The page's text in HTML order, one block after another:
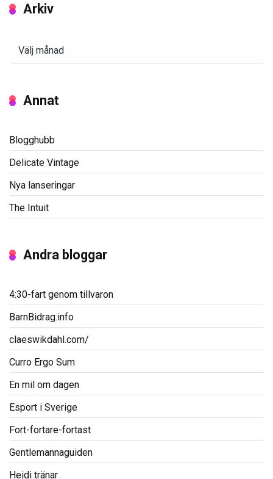
Arkiv
Annat
Blogghubb
Delicate Vintage
Nya lanseringar
The Intuit
Andra bloggar
4:30-fart genom tillvaron
BarnBidrag.info
claeswikdahl.com/
Curro Ergo Sum
En mil om dagen
Esport i Sverige
Fort-fortare-fortast
Gentlemannaguiden
Heidi tränar